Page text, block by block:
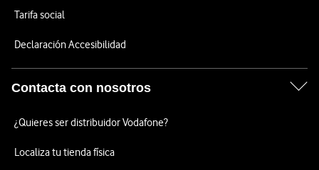
Tarifa social
Declaración Accesibilidad
Contacta con nosotros
¿Quieres ser distribuidor Vodafone?
Localiza tu tienda física